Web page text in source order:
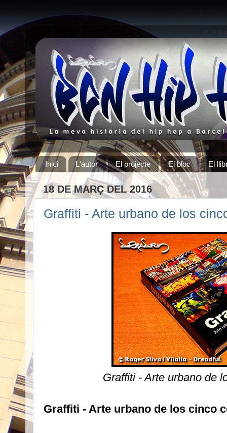
Inici L'autor El projecte El bloc El
18 DE MARÇ DEL 2016
Graffiti - Arte urbano de los
Graffiti - Arte urbano de
Graffiti - Arte urbano de los cinco